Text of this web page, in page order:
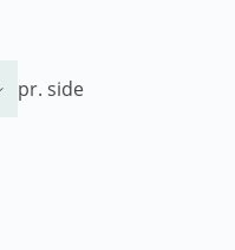
pr. side